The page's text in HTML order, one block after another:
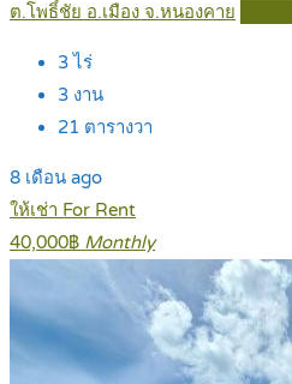
ต.โพธิ์ชัย อ.เมือง จ.หนองคาย
3 ไร่
3 งาน
21 ตารางวา
8 เดือน ago
ให้เช่า For Rent
40,000฿ Monthly